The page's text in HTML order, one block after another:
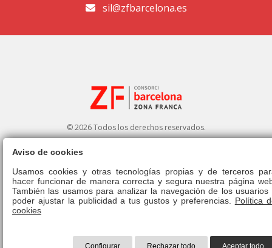
sil@zfbarcelona.es
© 2026 Todos los derechos reservados.
Aviso legal|Política de privacidad|Política de cookies|Canal ético|
Derecho de admisión|Normativa
Aviso de cookies
Usamos cookies y otras tecnologías propias y de terceros
hacer funcionar de manera correcta y segura nuestra página
También las usamos para analizar la navegación de los usuarios
poder ajustar la publicidad a tus gustos y preferencias. Política
cookies
Configurar Rechazar todo Aceptar todo